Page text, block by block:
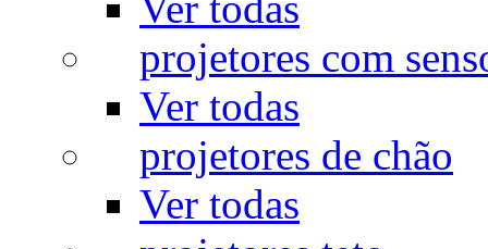
projetores com
Ver todas
projetores de chão
Ver todas